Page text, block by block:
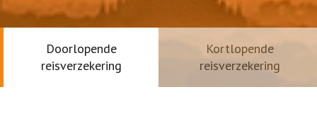
Doorlopende
reisverzekering
Kortlopende
reisverzekering